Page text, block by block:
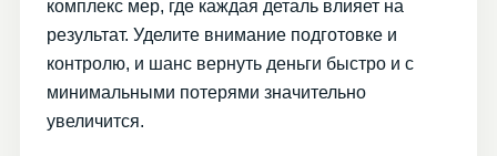
комплекс мер, где каждая деталь влияет на
результат. Уделите внимание подготовке и
контролю, и шанс вернуть деньги быстро и с
минимальными потерями значительно
увеличится.